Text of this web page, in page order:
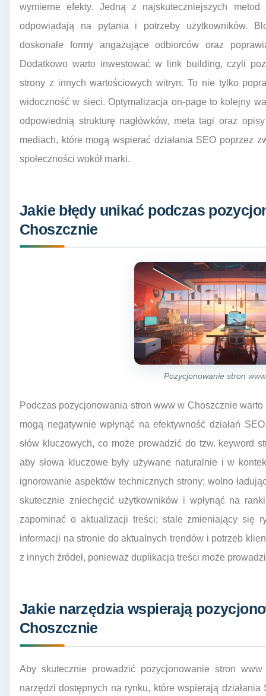
wymierne efekty. Jedną z najskuteczniejszych
odpowiadają na pytania i potrzeby użytkowników.
doskonałe formy angażujące odbiorców oraz
Dodatkowo warto inwestować w link building, czyli
strony z innych wartościowych witryn. To nie tylko
widoczność w sieci. Optymalizacja on-page to kolejny
odpowiednią strukturę nagłówków, meta tagi oraz
mediach, które mogą wspierać działania SEO poprzez
społeczności wokół marki.
Jakie błędy unikać podczas
Choszcznie
Pozycjonowanie stron
Podczas pozycjonowania stron www w Choszcznie
mogą negatywnie wpłynąć na efektywność działań
słów kluczowych, co może prowadzić do tzw. keyword
aby słowa kluczowe były używane naturalnie i w
ignorowanie aspektów technicznych strony; wolno
skutecznie zniechęcić użytkowników i wpłynąć na
zapominać o aktualizacji treści; stale zmieniający się
informacji na stronie do aktualnych trendów i potrzeb
z innych źródeł, ponieważ duplikacja treści może
Jakie narzędzia wspierają
Choszcznie
Aby skutecznie prowadzić pozycjonowanie stron
narzędzi dostępnych na rynku, które wspierają